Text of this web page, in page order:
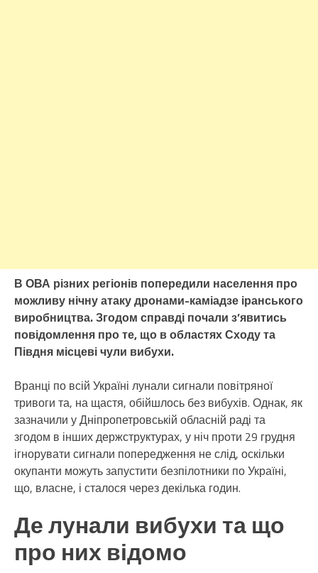
В ОВА різних регіонів попередили населення про
можливу нічну атаку дронами-каміадзе іранського
виробництва. Згодом справді почали з’явитись
повідомлення про те, що в областях Сходу та
Півдня місцеві чули вибухи.
Вранці по всій Україні лунали сигнали повітряної
тривоги та, на щастя, обійшлось без вибухів. Однак, як
зазначили у Дніпропетровській обласній раді та
згодом в інших держструктурах, у ніч проти 29 грудня
ігнорувати сигнали попередження не слід, оскільки
окупанти можуть запустити безпілотники по Україні,
що, власне, і сталося через декілька годин.
Де лунали вибухи та що
про них відомо